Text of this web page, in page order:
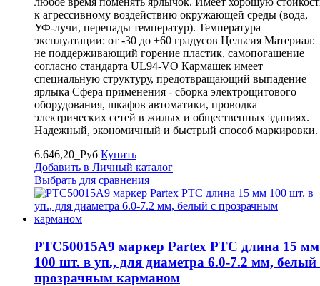
к агрессивному воздействию окружающей среды (вода,
УФ-лучи, перепады температур). Температура
эксплуатации: от -30 до +60 градусов Цельсия Материал:
не поддерживающий горение пластик, самопогашение
согласно стандарта UL94-VO Кармашек имеет
специальную структуру, предотвращающий выпадение
ярлыка Сфера применения - сборка электрощитового
оборудования, шкафов автоматики, проводка
электрических сетей в жилых и общественных зданиях.
Надежный, экономичный и быстрый способ маркировки.
6.646,20_Руб Купить
Добавить в Личный каталог
Выбрать для сравнения
PTC50015A9 маркер Partex PTC длина 15 мм
100 шт. в уп., для диаметра 6.0-7.2 мм, белый
прозрачным карманом